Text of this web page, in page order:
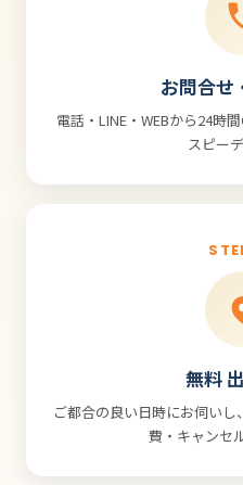
お問合せ
電話・LINE・WEBから24時
スピーデ
無料
ご都合の良い日時にお伺い
費・キャンセ